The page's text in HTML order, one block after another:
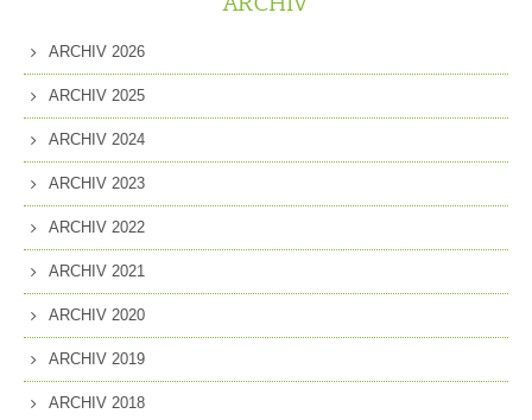
ARCHIV 2026
ARCHIV 2025
ARCHIV 2024
ARCHIV 2023
ARCHIV 2022
ARCHIV 2021
ARCHIV 2020
ARCHIV 2019
ARCHIV 2018